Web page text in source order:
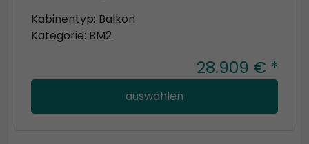
Kabinentyp: Balkon
Kategorie: BM2
28.909 € *
auswählen